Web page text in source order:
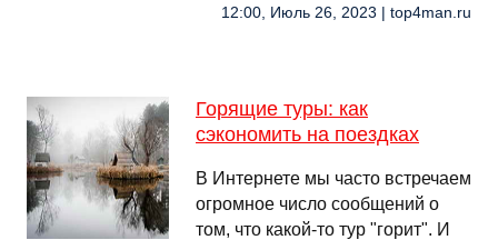
12:00, Июль 26, 2023 | top4man.ru
Горящие туры: как
сэкономить на поездках
В Интернете мы часто встречаем
огромное число сообщений о
том, что какой-то тур "горит". И